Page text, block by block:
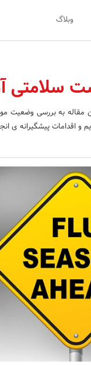
وبلاگ
سلامتی
مقاله به بررسی وضعیت
و اقدامات پیشگیرانه ی